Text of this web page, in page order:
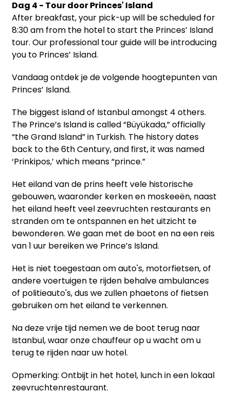
Dag 4 - Tour door Princes' Island
After breakfast, your pick-up will be scheduled for
8:30 am from the hotel to start the Princes’ Island
tour. Our professional tour guide will be introducing
you to Princes’ Island.
Vandaag ontdek je de volgende hoogtepunten van
Princes’ Island.
The biggest island of Istanbul amongst 4 others.
The Prince’s Island is called “Büyükada,” officially
“the Grand Island” in Turkish. The history dates
back to the 6th Century, and first, it was named
‘Prinkipos,’ which means “prince.”
Het eiland van de prins heeft vele historische
gebouwen, waaronder kerken en moskeeën, naast
het eiland heeft veel zeevruchten restaurants en
stranden om te ontspannen en het uitzicht te
bewonderen. We gaan met de boot en na een reis
van 1 uur bereiken we Prince’s Island.
Het is niet toegestaan om auto's, motorfietsen, of
andere voertuigen te rijden behalve ambulances
of politieauto's, dus we zullen phaetons of fietsen
gebruiken om het eiland te verkennen.
Na deze vrije tijd nemen we de boot terug naar
Istanbul, waar onze chauffeur op u wacht om u
terug te rijden naar uw hotel.
Opmerking: Ontbijt in het hotel, lunch in een lokaal
zeevruchtenrestaurant.